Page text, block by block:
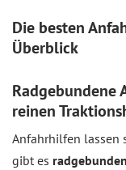
Die besten
Überblick
Radgebundene
reinen
Anfahrhilfen lassen
gibt es